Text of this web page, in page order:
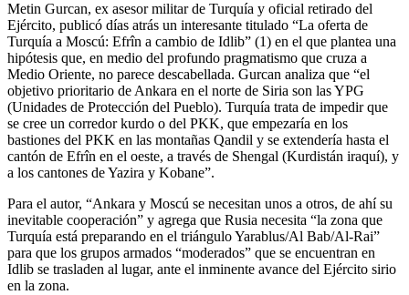
Metin Gurcan, ex asesor militar de Turquía y oficial retirado del
Ejército, publicó días atrás un interesante titulado “La oferta de
Turquía a Moscú: Efrîn a cambio de Idlib” (1) en el que plantea una
hipótesis que, en medio del profundo pragmatismo que cruza a
Medio Oriente, no parece descabellada. Gurcan analiza que “el
objetivo prioritario de Ankara en el norte de Siria son las YPG
(Unidades de Protección del Pueblo). Turquía trata de impedir que
se cree un corredor kurdo o del PKK, que empezaría en los
bastiones del PKK en las montañas Qandil y se extendería hasta el
cantón de Efrîn en el oeste, a través de Shengal (Kurdistán iraquí), y
a los cantones de Yazira y Kobane”.
Para el autor, “Ankara y Moscú se necesitan unos a otros, de ahí su
inevitable cooperación” y agrega que Rusia necesita “la zona que
Turquía está preparando en el triángulo Yarablus/Al Bab/Al-Rai”
para que los grupos armados “moderados” que se encuentran en
Idlib se trasladen al lugar, ante el inminente avance del Ejército sirio
en la zona.